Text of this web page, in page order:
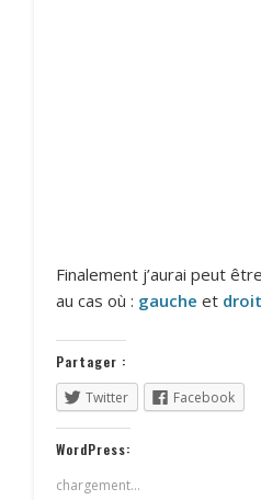
Finalement j’aurai peut
au cas où : gauche et
Partager :
Twitter
Facebook
WordPress:
chargement…